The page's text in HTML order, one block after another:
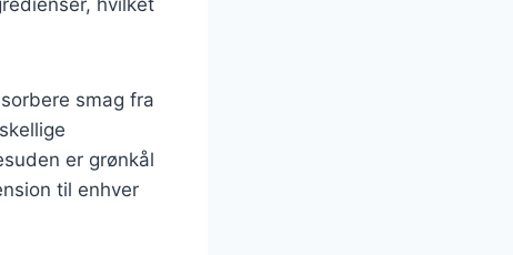
smag fra
er grønkål
til enhver